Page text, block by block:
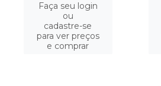
Faça seu login
ou
cadastre-se
para ver preços
e comprar